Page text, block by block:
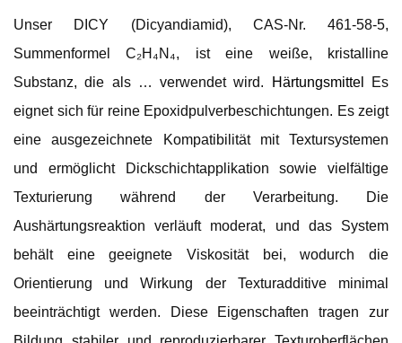
Unser DICY (Dicyandiamid), CAS-Nr. 461-58-5,
Summenformel C₂H₄N₄, ist eine weiße, kristalline
Substanz, die als … verwendet wird.
Härtungsmittel
Es
eignet sich für reine Epoxidpulverbeschichtungen. Es zeigt
eine ausgezeichnete Kompatibilität mit Textursystemen
und ermöglicht Dickschichtapplikation sowie vielfältige
Texturierung während der Verarbeitung. Die
Aushärtungsreaktion verläuft moderat, und das System
behält eine geeignete Viskosität bei, wodurch die
Orientierung und Wirkung der Texturadditive minimal
beeinträchtigt werden. Diese Eigenschaften tragen zur